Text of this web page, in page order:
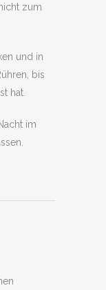
zum
und in
bis
hat.
im